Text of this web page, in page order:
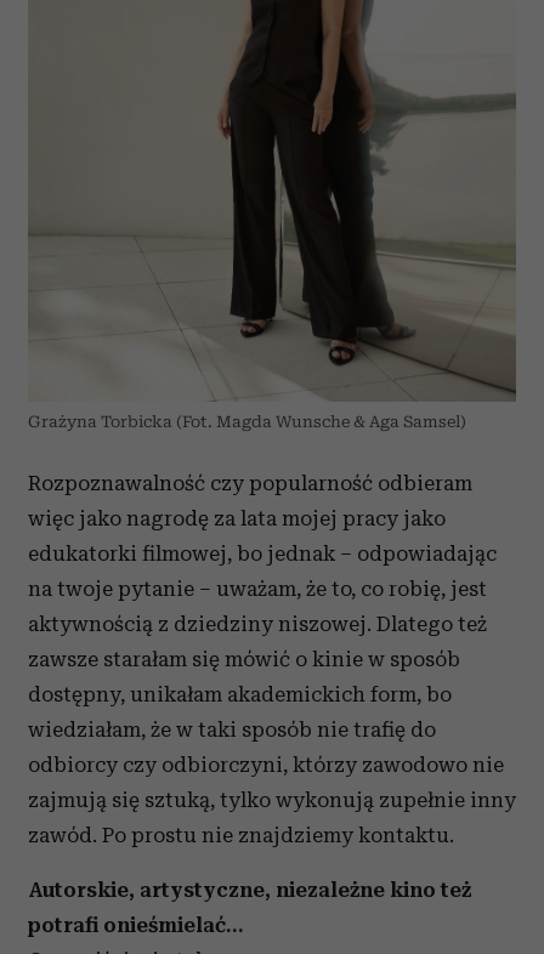
Grażyna Torbicka (Fot. Magda Wunsche & Aga Samsel)
Rozpoznawalność czy popularność odbieram
więc jako nagrodę za lata mojej pracy jako
edukatorki filmowej, bo jednak – odpowiadając
na twoje pytanie – uważam, że to, co robię, jest
aktywnością z dziedziny niszowej. Dlatego też
zawsze starałam się mówić o kinie w sposób
dostępny, unikałam akademickich form, bo
wiedziałam, że w taki sposób nie trafię do
odbiorcy czy odbiorczyni, którzy zawodowo nie
zajmują się sztuką, tylko wykonują zupełnie inny
zawód. Po prostu nie znajdziemy kontaktu.
Autorskie, artystyczne, niezależne kino też
potrafi onieśmielać…